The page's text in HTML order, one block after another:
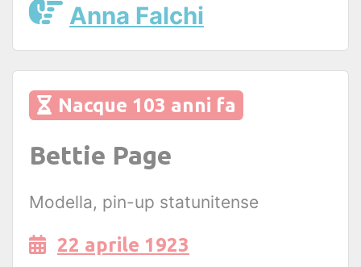
Anna Falchi
Nacque 103 anni fa
Bettie Page
Modella, pin-up statunitense
22 aprile 1923